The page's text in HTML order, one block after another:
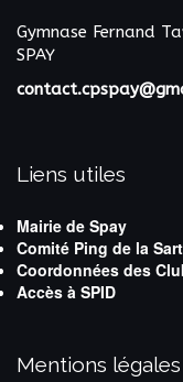
Gymnase Fernand
SPAY
Liens utiles
Mairie de Spay
Comité Ping de la
Coordonnées des
Accès à SPID
Mentions légales